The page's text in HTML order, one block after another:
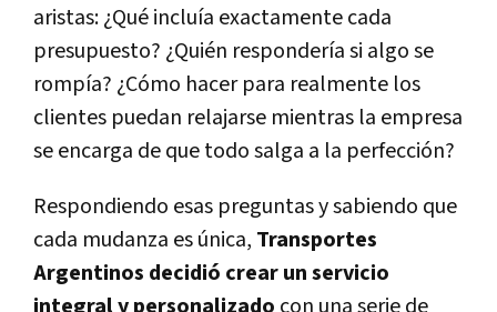
aristas: ¿Qué incluía exactamente cada
presupuesto? ¿Quién respondería si algo se
rompía? ¿Cómo hacer para realmente los
clientes puedan relajarse mientras la empresa
se encarga de que todo salga a la perfección?
Respondiendo esas preguntas y sabiendo que
cada mudanza es única, Transportes
Argentinos decidió crear un servicio